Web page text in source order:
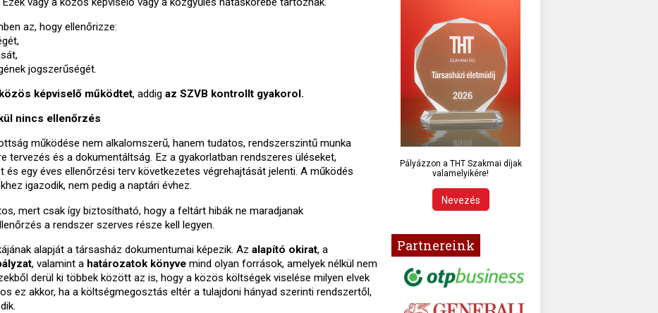
az, hogy ellenőrizze:
jogszerűségét.
képviselő működtet, addig az SZVB kontrollt gyakorol.
nincs ellenőrzés
működése nem alkalomszerű, hanem tudatos, rendszerszintű munka
tervezés és a dokumentáltság. Ez a gyakorlatban rendszeres üléseket,
és egy éves ellenőrzési terv következetes végrehajtását jelenti. A működés
igazodik, nem pedig a naptári évhez.
mert csak így biztosítható, hogy a feltárt hibák ne maradjanak
a rendszer szerves része kell legyen.
alapját a társasház dokumentumai képezik. Az alapító okirat, a
, valamint a határozatok könyve mind olyan források, amelyek nélkül nem
derül ki többek között az is, hogy a közös költségek viselése milyen elvek
ez akkor, ha a költségmegosztás eltér a tulajdoni hányad szerinti rendszertől,
Pályázzon a THT Szakmai díjak
valamelyikére!
Nevezés
Partnereink